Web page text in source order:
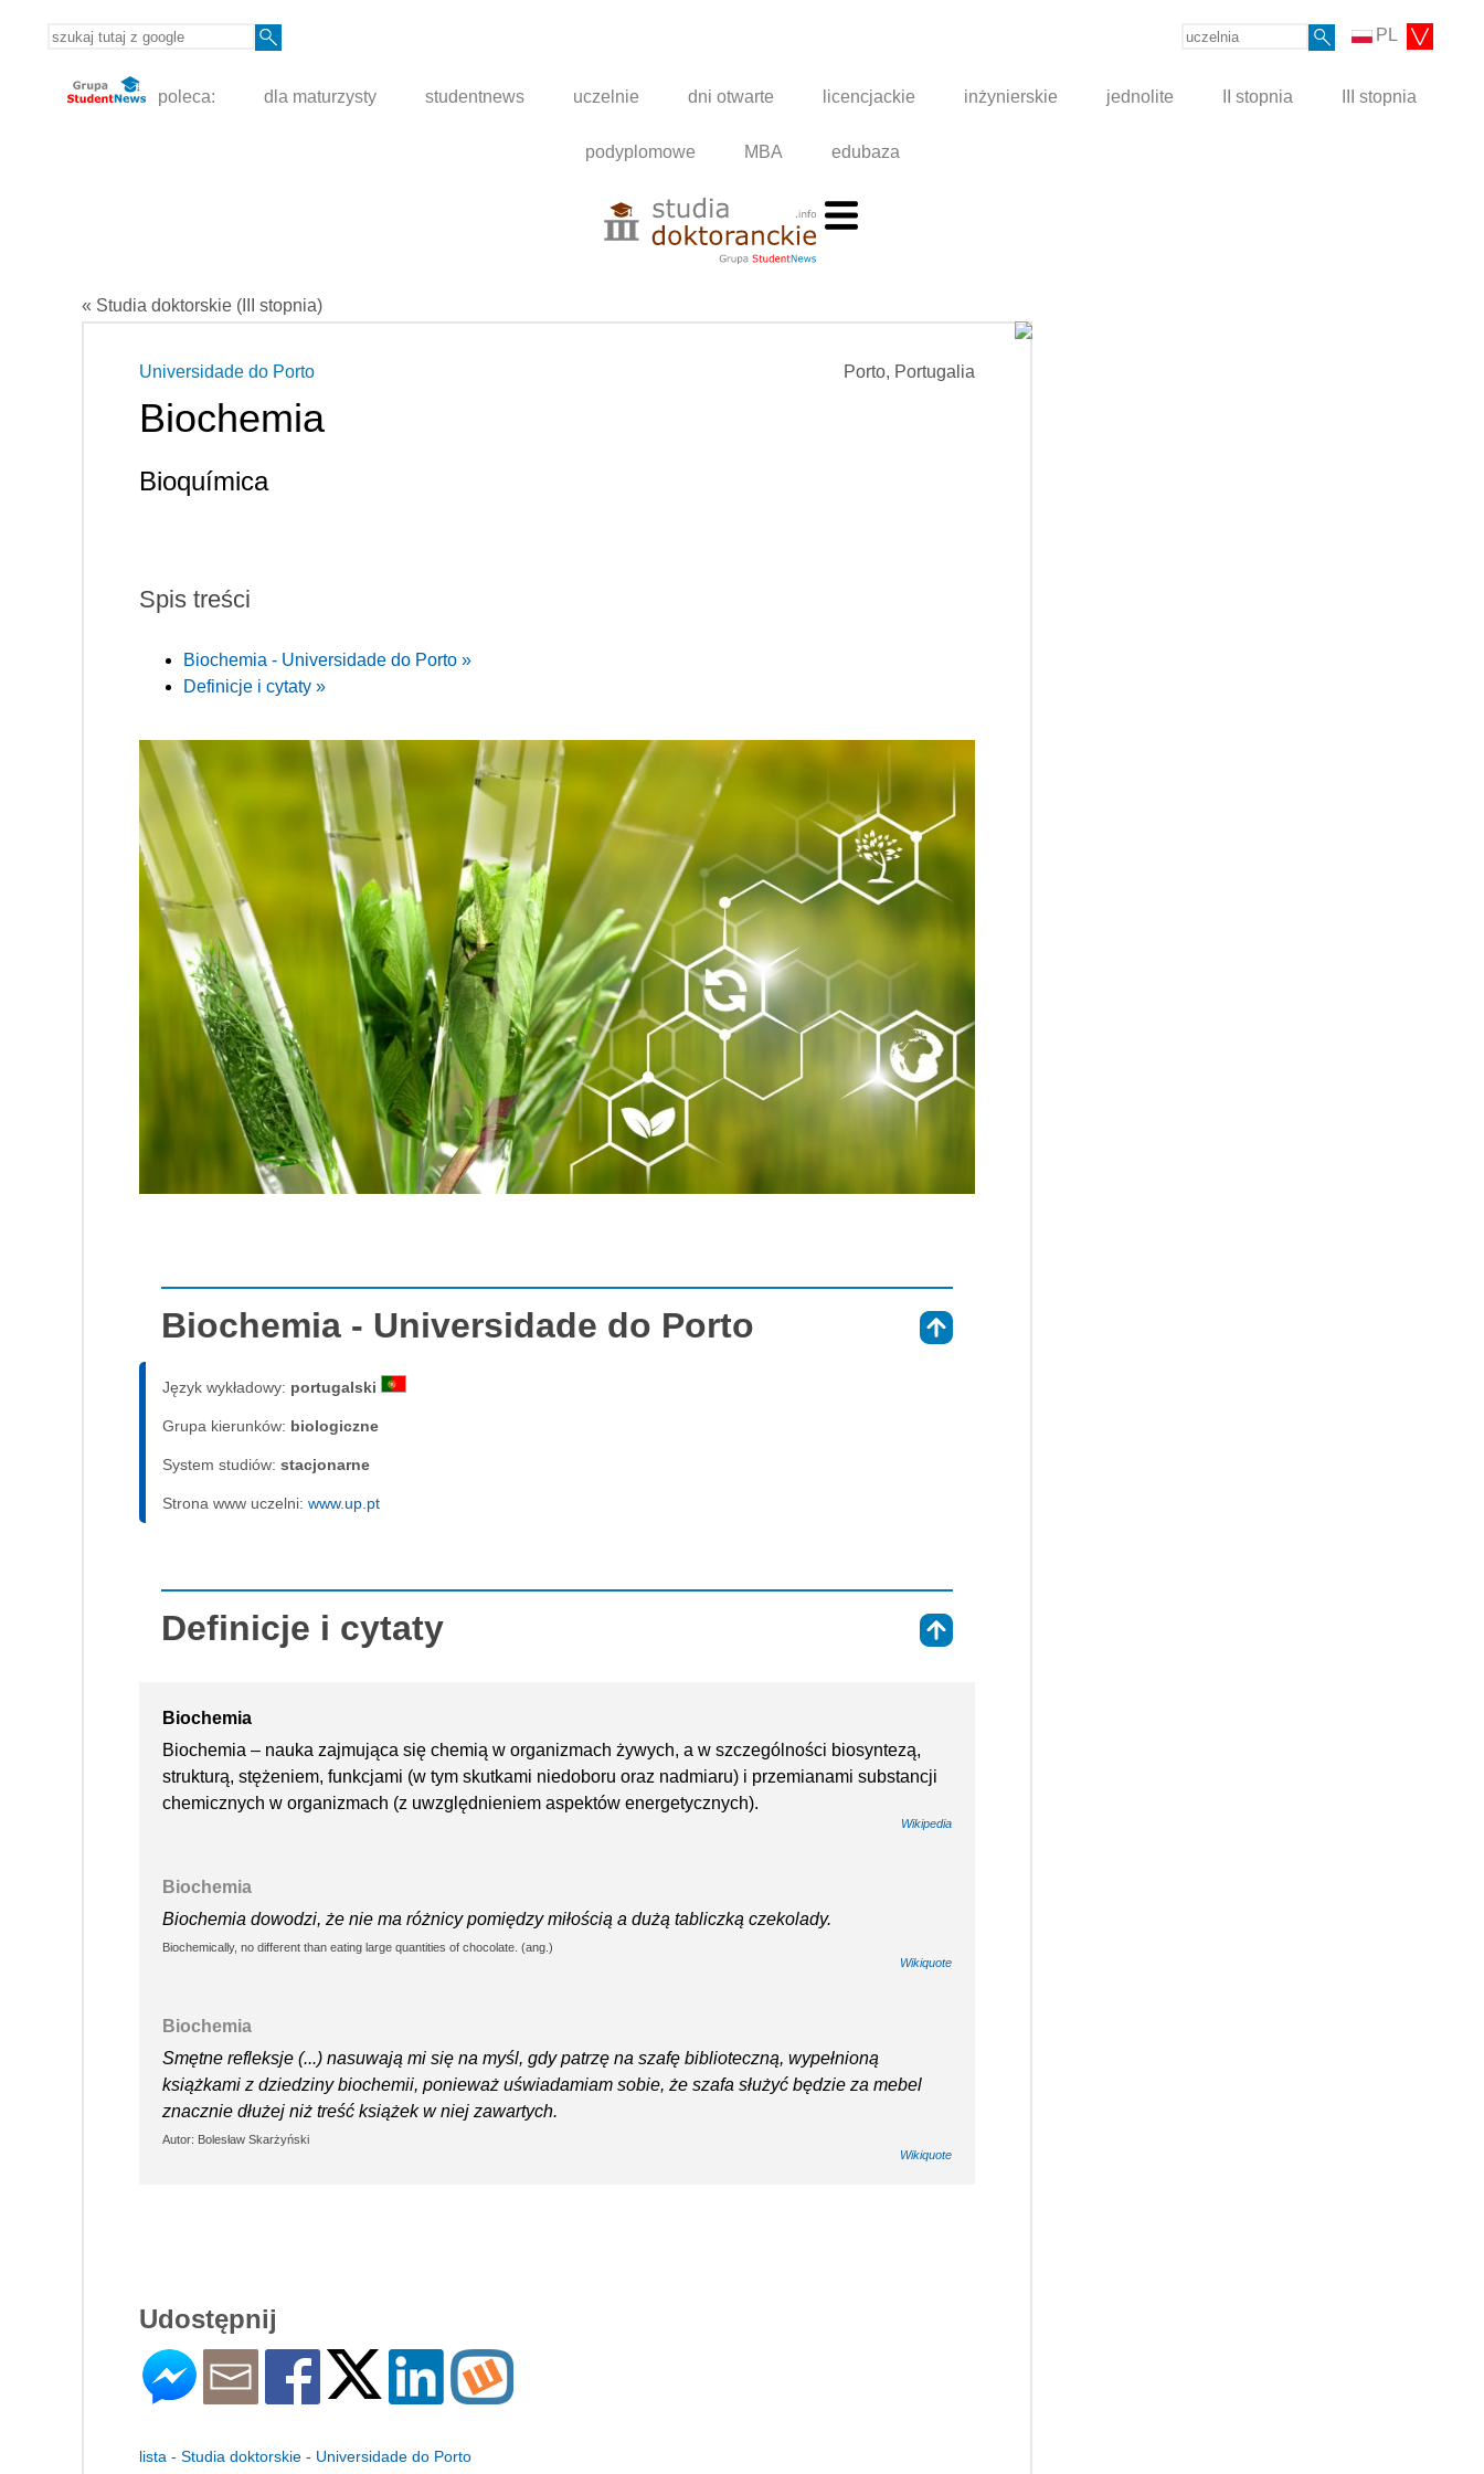
PL
poleca: dla maturzysty studentnews uczelnie dni otwarte licencjackie inżynierskie jednolite II stopnia III stopnia
podyplomowe MBA edubaza
« Studia doktorskie (III stopnia)
Porto, Portugalia
Universidade do Porto
Biochemia
Bioquímica
Spis treści
Biochemia - Universidade do Porto »
Definicje i cytaty »
Biochemia - Universidade do Porto
Język wykładowy: portugalski
Grupa kierunków: biologiczne
System studiów: sta­cjo­nar­ne
Strona www uczelni: www.up.pt
Definicje i cytaty
Biochemia
Biochemia – nauka zajmująca się chemią w organizmach żywych, a w szczególności biosyntezą,
strukturą, stężeniem, funkcjami (w tym skutkami niedoboru oraz nadmiaru) i przemianami substancji
chemicznych w organizmach (z uwzględnieniem aspektów energetycznych).
Wikipedia
Biochemia
Biochemia dowodzi, że nie ma różnicy pomiędzy miłością a dużą tabliczką czekolady.
Biochemically, no different than eating large quantities of chocolate. (ang.)
Wikiquote
Biochemia
Smętne refleksje (...) nasuwają mi się na myśl, gdy patrzę na szafę biblioteczną, wypełnioną
książkami z dziedziny biochemii, ponieważ uświadamiam sobie, że szafa służyć będzie za mebel
znacznie dłużej niż treść książek w niej zawartych.
Autor: Bolesław Skarżyński
Wikiquote
Udostępnij
lista - Studia doktorskie - Universidade do Porto